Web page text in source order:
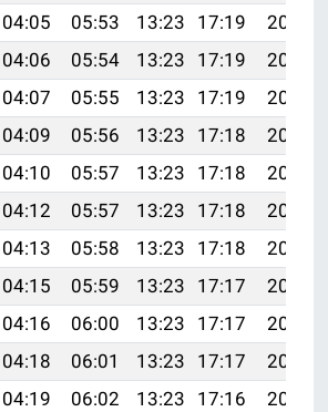
04:05 05:53 13:23 17:19
20:43
04:06 05:54 13:23 17:19
20:42
04:07 05:55 13:23 17:19
20:42
04:09 05:56 13:23 17:18
20:41
04:10 05:57 13:23 17:18
20:40
04:12 05:57 13:23 17:18
20:39
04:13 05:58 13:23 17:18
20:38
04:15 05:59 13:23 17:17
20:37
04:16 06:00 13:23 17:17
20:36
04:18 06:01 13:23 17:17
20:35
04:19 06:02 13:23 17:16
20:34